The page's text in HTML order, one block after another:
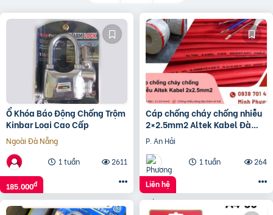
Ổ Khóa Báo Động Chống Trộm
Kinbar Loại Cao Cấp
Ngoài Đà Nẵng
1 tuần
2611
185.000đ
Cáp chống cháy chống nhiễu
2×2.5mm2 Altek Kabel Đà
Nẵng, Bình Định, Phú Yên
P. An Hải
1 tuần
264
Liên hệ